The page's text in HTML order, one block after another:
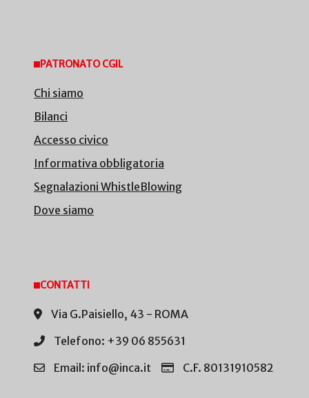
PATRONATO CGIL
Chi siamo
Bilanci
Accesso civico
Informativa obbligatoria
Segnalazioni WhistleBlowing
Dove siamo
CONTATTI
Via G.Paisiello, 43 - ROMA
Telefono: +39 06 855631
Email: info@inca.it
C.F. 80131910582